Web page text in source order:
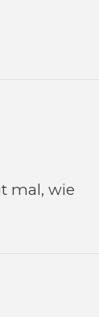
mal, wie